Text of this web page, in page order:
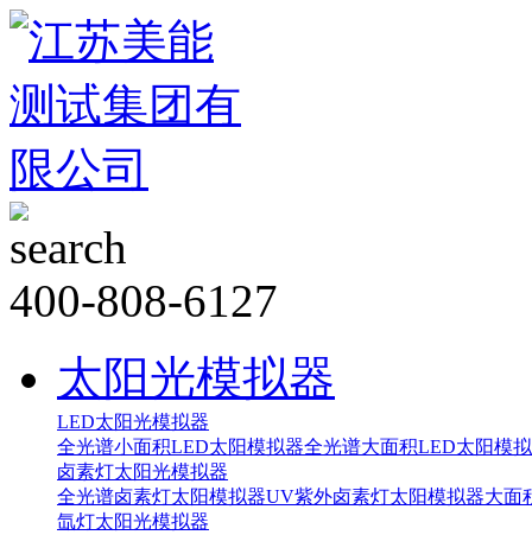
400-808-6127
太阳光模拟器
LED太阳光模拟器
全光谱小面积LED太阳模拟器全光谱大面积LED太阳模
卤素灯太阳光模拟器
全光谱卤素灯太阳模拟器UV紫外卤素灯太阳模拟器大面
氙灯太阳光模拟器